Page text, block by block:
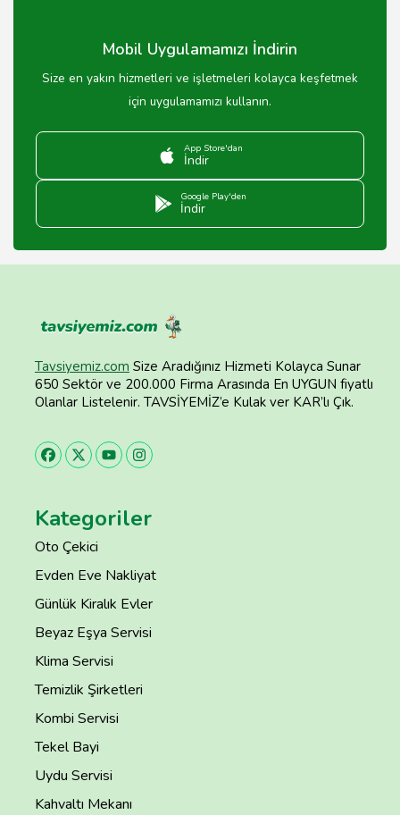
Mobil Uygulamamızı İndirin
Size en yakın hizmetleri ve işletmeleri kolayca keşfetmek
için uygulamamızı kullanın.
App Store'dan
İndir
Google Play'den
İndir
Tavsiyemiz.com Size Aradığınız Hizmeti Kolayca Sunar
650 Sektör ve 200.000 Firma Arasında En UYGUN fiyatlı
Olanlar Listelenir. TAVSİYEMİZ’e Kulak ver KAR’lı Çık.
Kategoriler
Oto Çekici
Evden Eve Nakliyat
Günlük Kiralık Evler
Beyaz Eşya Servisi
Klima Servisi
Temizlik Şirketleri
Kombi Servisi
Tekel Bayi
Uydu Servisi
Kahvaltı Mekanı